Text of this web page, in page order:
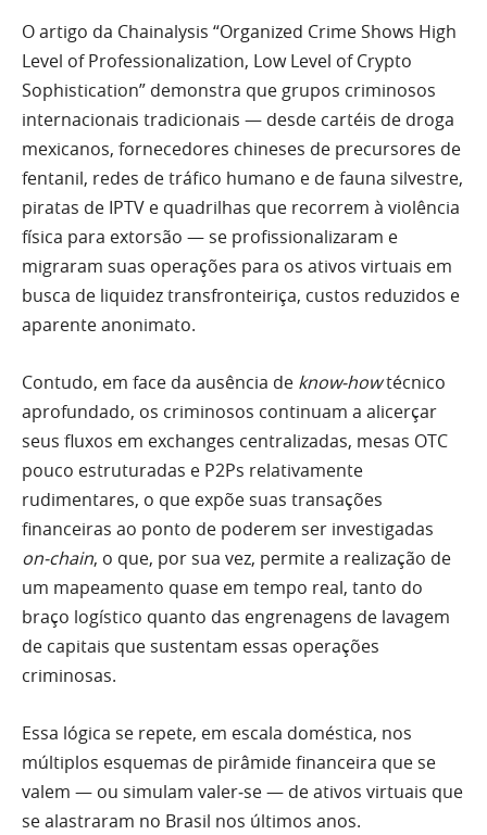
O artigo da Chainalysis “Organized Crime Shows High
Level of Professionalization, Low Level of Crypto
Sophistication” demonstra que grupos criminosos
internacionais tradicionais — desde cartéis de droga
mexicanos, fornecedores chineses de precursores de
fentanil, redes de tráfico humano e de fauna silvestre,
piratas de IPTV e quadrilhas que recorrem à violência
física para extorsão — se profissionalizaram e
migraram suas operações para os ativos virtuais em
busca de liquidez transfronteiriça, custos reduzidos e
aparente anonimato.
Contudo, em face da ausência de know‑howtécnico
aprofundado, os criminosos continuam a alicerçar
seus fluxos em exchanges centralizadas, mesas OTC
pouco estruturadas e P2Ps relativamente
rudimentares, o que expõe suas transações
financeiras ao ponto de poderem ser investigadas
on‑chain, o que, por sua vez, permite a realização de
um mapeamento quase em tempo real, tanto do
braço logístico quanto das engrenagens de lavagem
de capitais que sustentam essas operações
criminosas.
Essa lógica se repete, em escala doméstica, nos
múltiplos esquemas de pirâmide financeira que se
valem — ou simulam valer‑se — de ativos virtuais que
se alastraram no Brasil nos últimos anos.